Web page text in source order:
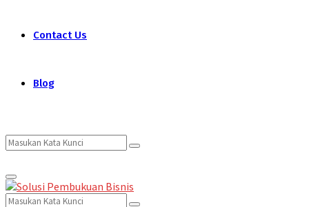
Contact Us
Blog
Search
for:
Search
Primary
Menu
Search